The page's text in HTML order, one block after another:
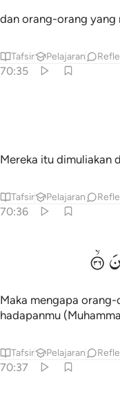
dan orang-orang yang
Tafsir Pelajaran
70:35
Mereka itu dimuliakan
Tafsir Pelajaran
70:36
Maka mengapa
hadapanmu
Tafsir Pelajaran
70:37